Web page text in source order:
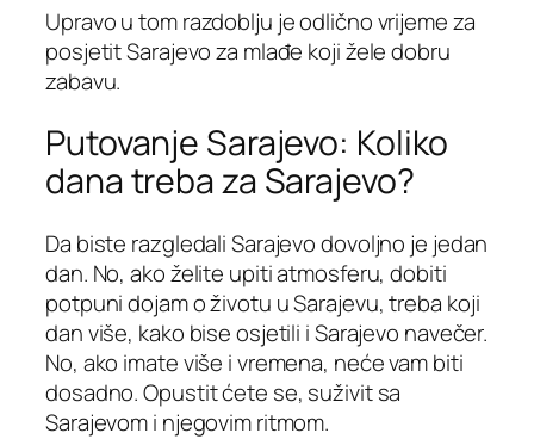
Upravo u tom razdoblju je odlično vrijeme za
posjetit Sarajevo za mlađe koji žele dobru
zabavu.
Putovanje Sarajevo: Koliko
dana treba za Sarajevo?
Da biste razgledali Sarajevo dovoljno je jedan
dan. No, ako želite upiti atmosferu, dobiti
potpuni dojam o životu u Sarajevu, treba koji
dan više, kako bise osjetili i Sarajevo navečer.
No, ako imate više i vremena, neće vam biti
dosadno. Opustit ćete se, suživit sa
Sarajevom i njegovim ritmom.